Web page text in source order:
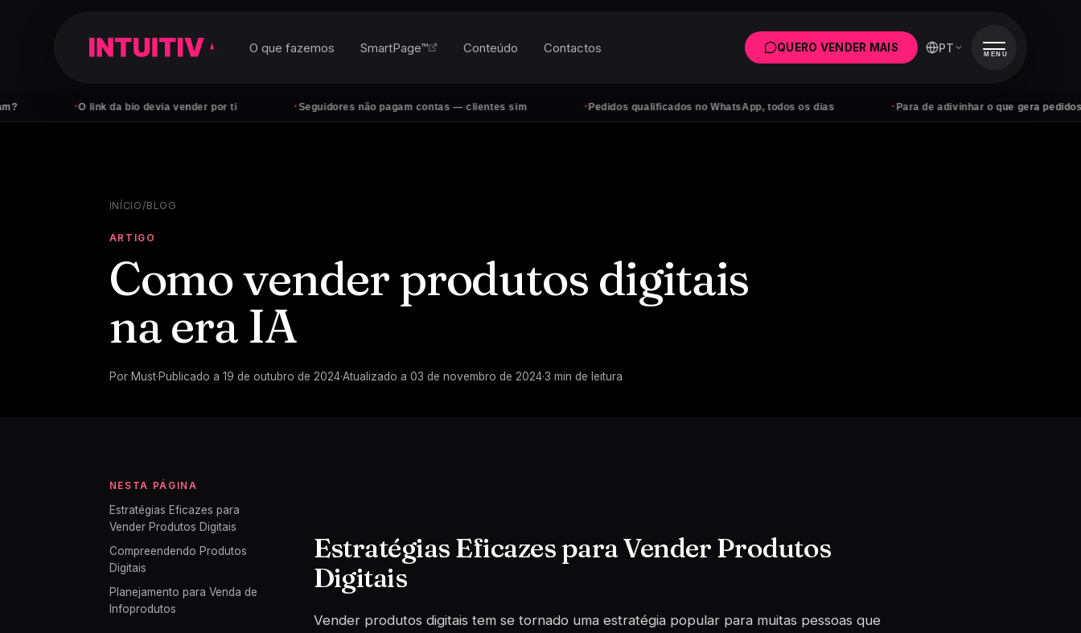
O link da bio devia vender por ti Seguidores não pagam contas — clientes sim Pedidos qualificados no WhatsApp, todos os dias Para de adivinhar o que gera pedidos
O que fazemos SmartPage™ Conteúdo Contactos QUERO VENDER MAIS PT MENU
INÍCIO/BLOG
ARTIGO
Como vender produtos digitais
na era IA
Por Must·Publicado a 19 de outubro de 2024·Atualizado a 03 de novembro de 2024·3 min de leitura
NESTA PÁGINA
Estratégias Eficazes para
Vender Produtos Digitais
Compreendendo Produtos
Digitais
Planejamento para Venda de
Infoprodutos
Estratégias Eficazes para Vender Produtos
Digitais
Vender produtos digitais tem se tornado uma estratégia popular para muitas pessoas que